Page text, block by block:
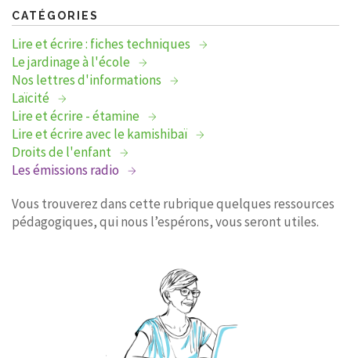
PRETS
RECHERCHER
CONTACT
CATÉGORIES
Lire et écrire : fiches techniques
Le jardinage à l'école
Nos lettres d'informations
Laïcité
Lire et écrire - étamine
Lire et écrire avec le kamishibaï
Droits de l'enfant
Les émissions radio
Vous trouverez dans cette rubrique quelques ressources
pédagogiques, qui nous l’espérons, vous seront utiles.